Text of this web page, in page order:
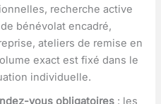
recherche active
bénévolat encadré,
ateliers de remise en
exact est fixé dans le
individuelle.